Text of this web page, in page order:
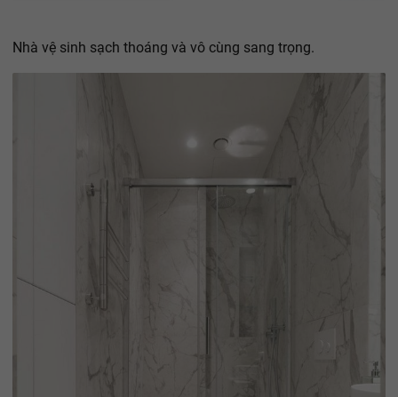
Nhà vệ sinh sạch thoáng và vô cùng sang trọng.